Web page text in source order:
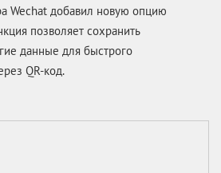
Wechat добавил новую опцию
позволяет сохранить
данные для быстрого
QR-код.